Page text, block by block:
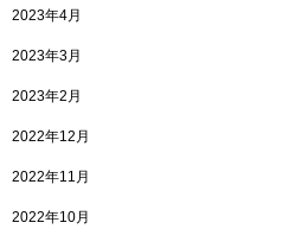
2023年4月
2023年3月
2023年2月
2022年12月
2022年11月
2022年10月